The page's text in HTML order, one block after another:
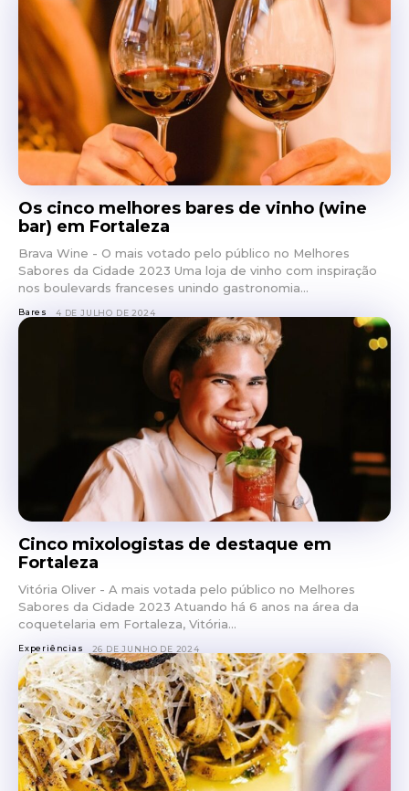
Os cinco melhores bares de vinho (wine
bar) em Fortaleza
Brava Wine - O mais votado pelo público no Melhores
Sabores da Cidade 2023 Uma loja de vinho com inspiração
nos boulevards franceses unindo gastronomia...
Bares 4 DE JULHO DE 2024
Cinco mixologistas de destaque em
Fortaleza
Vitória Oliver - A mais votada pelo público no Melhores
Sabores da Cidade 2023 Atuando há 6 anos na área da
coquetelaria em Fortaleza, Vitória...
Experiências 26 DE JUNHO DE 2024